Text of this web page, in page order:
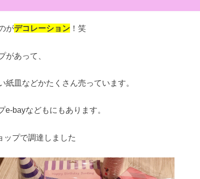
がデコレーション ！笑
があって、
紙皿などかたくさん売っています。
e-bayなどもにもあります。
ップで調達しました